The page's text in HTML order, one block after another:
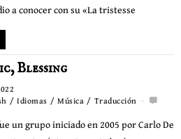
a conocer con su «La tristesse
Blessing
/ Idiomas / Música / Traducción
un grupo iniciado en 2005 por Carlo De